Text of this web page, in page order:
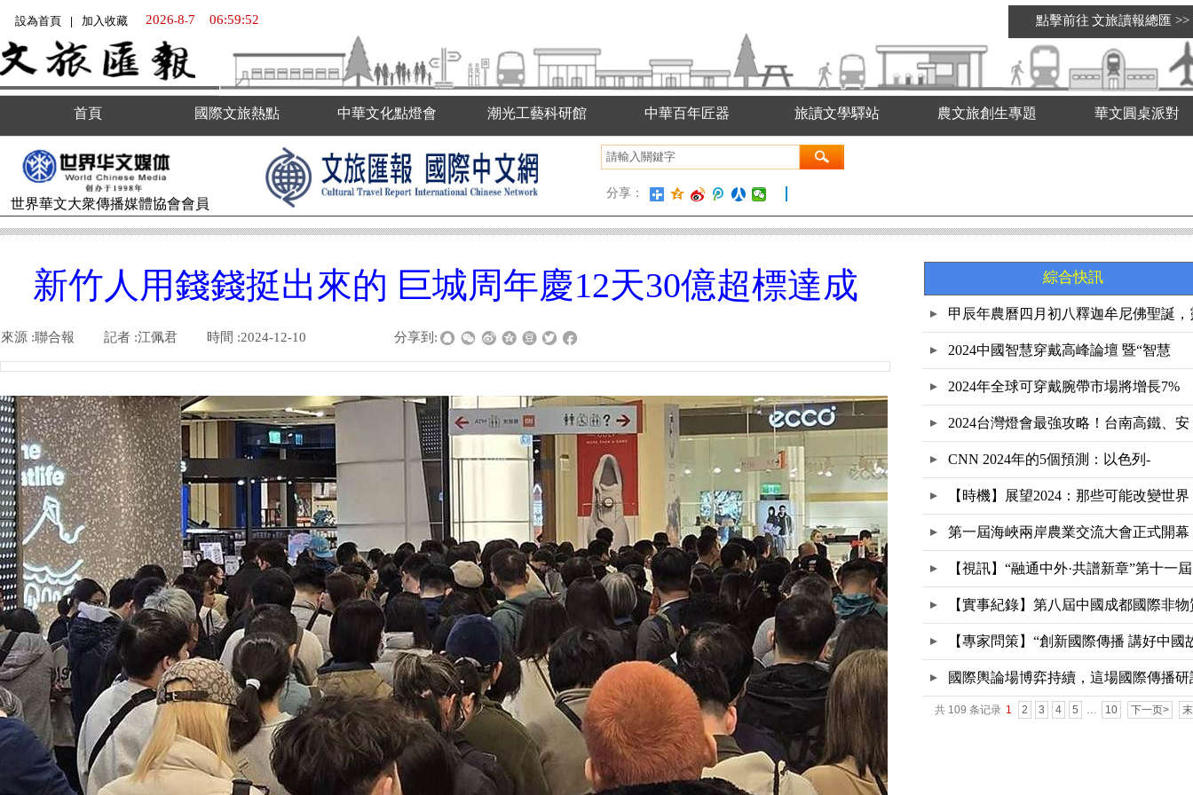
點擊前往 文旅讀報總匯 >>
首頁 國際文旅熱點 中華文化點燈會 潮光工藝科研館 中華百年匠器 旅讀文學驛站 農文旅創生專題 華文圓桌派對
2026-8-7 06:59:53
設為首頁 加入收藏
分享：
世界華文大衆傳播媒體協會會員
綜合快訊
甲辰年農曆四月初八釋迦牟尼佛聖誕，
鷲
2024中國智慧穿戴高峰論壇 暨“智慧
2024年全球可穿戴腕帶市場將增長7%
2024台灣燈會最強攻略！台南高鐵、安
CNN 2024年的5個預測：以色列-
【時機】展望2024：那些可能改變世界
第一屆海峽兩岸農業交流大會正式開幕
【視訊】“融通中外·共譜新章”第十一屆
【實事紀錄】第八屆中國成都國際非物
文
【專家問策】“創新國際傳播 講好中國
國際輿論場博弈持續，這場國際傳播研
會
共 109 条记录 1 2 3 4 5 … 10 下一页>
新竹人用錢錢挺出來的 巨城周年慶12天30億超標達成
來源 :聯合報 記者 :江佩君 時間 :2024-12-10 分享到: